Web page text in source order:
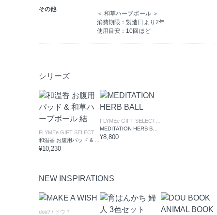
その他
＜ 和草ハーブボール ＞
消費期限：製造日より2年
使用目安：10回ほど
シリーズ
/ フライミーギフトセレクション
¥10,230
¥8,800
NEW INSPIRATIONS
dou? / ドウ？